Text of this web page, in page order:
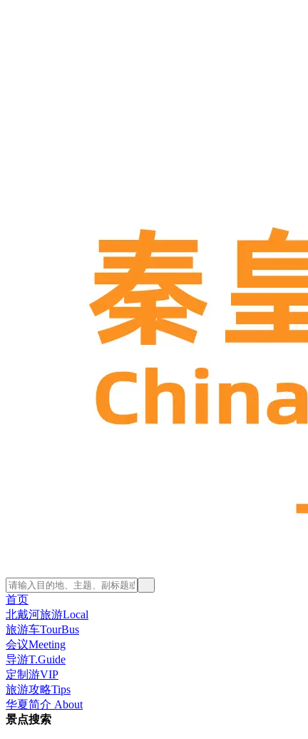
首页
北戴河旅游Local
旅游车TourBus
会议Meeting
导游T.Guide
定制游VIP
旅游攻略Tips
华夏简介 About
景点搜索